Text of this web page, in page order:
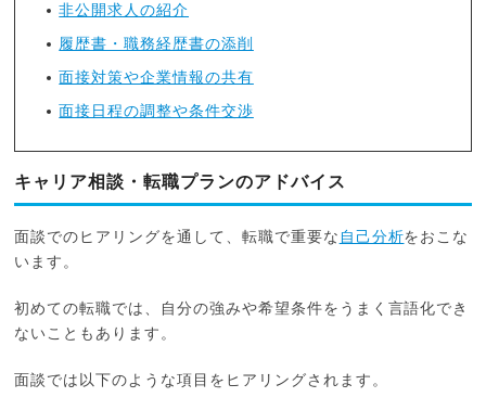
非公開求人の紹介
履歴書・職務経歴書の添削
面接対策や企業情報の共有
面接日程の調整や条件交渉
キャリア相談・転職プランのアドバイス
面談でのヒアリングを通して、転職で重要な 自己分析をおこな
います。
初めての転職では、自分の強みや希望条件をうまく言語化でき
ないこともあります。
面談では以下のような項目をヒアリングされます。